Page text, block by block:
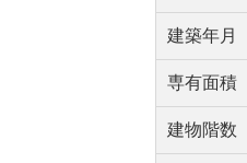
建築年月
専有面積
建物階数